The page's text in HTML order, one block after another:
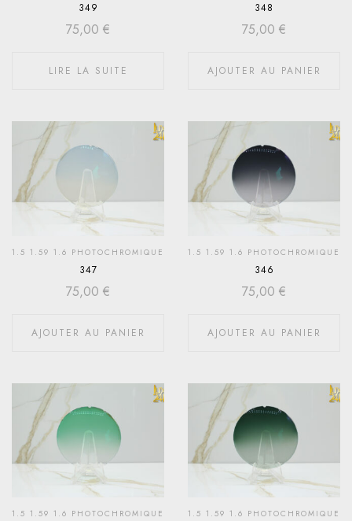
349
75,00 €
LIRE LA SUITE
348
75,00 €
AJOUTER AU PANIER
1.5 1.59 1.6 PHOTOCHROMIQUE
347
75,00 €
AJOUTER AU PANIER
1.5 1.59 1.6 PHOTOCHROMIQUE
346
75,00 €
AJOUTER AU PANIER
1.5 1.59 1.6 PHOTOCHROMIQUE 1.5 1.59 1.6 PHOTOCHROMIQUE